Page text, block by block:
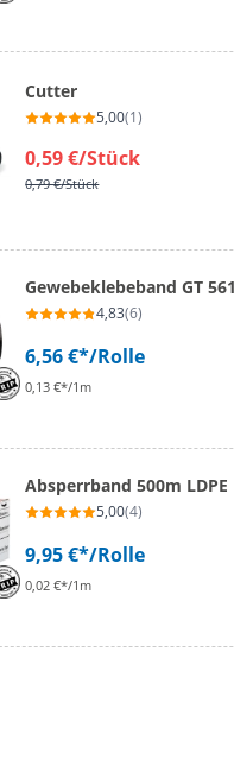
Cutter
5,00(1)
0,59 €/Stück
0,79 €/Stück
Gewebeklebeband GT
4,83(6)
6,56 €*/Rolle
0,13 €*/1m
Absperrband 500m LDPE
5,00(4)
9,95 €*/Rolle
0,02 €*/1m